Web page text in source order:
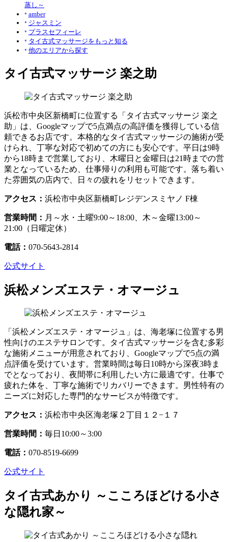
蒸し～
amber
ジャスミン
プラスセフィーレ
タイ古式マッサージをもっと知る
他のエリアから探す
タイ古式マッサージ 楽之助
浜松市中央区新橋町に位置する「タイ古式マッサージ 楽之
助」は、Googleマップで5点満点の高評価を獲得している信
頼できるお店です。本格的なタイ古式マッサージの施術が受
けられ、丁寧な対応で初めての方にも安心です。平日は9時
から18時まで営業しており、木曜日と金曜日は21時までの営
業となっているため、仕事帰りの利用も可能です。落ち着い
た雰囲気の店内で、日々の疲れをリセットできます。
アクセス： 浜松市中央区新橋町レジデンスミヤノ F棟
営業時間： 月～水・土曜9:00～18:00、木～金曜13:00～
21:00（日曜定休）
電話： 070-5643-2814
公式サイト
浜松メンズエステ・オマージュ
「浜松メンズエステ・オマージュ」は、海老塚に位置する男
性向けのエステサロンです。タイ古式マッサージを含む多彩
な施術メニューが用意されており、Googleマップで5点の満
点評価を受けています。営業時間は毎日10時から深夜3時ま
でとなっており、夜間帯に利用したい方に最適です。仕事で
疲れた体を、丁寧な施術でリカバリーできます。男性特有の
ニーズに対応した専門的なサービスが特徴です。
アクセス： 浜松市中央区海老塚２丁目１２−１７
営業時間： 毎日10:00～3:00
電話： 070-8519-6699
公式サイト
タイ古式あかり ～こころほどける小さ
な隠れ家～